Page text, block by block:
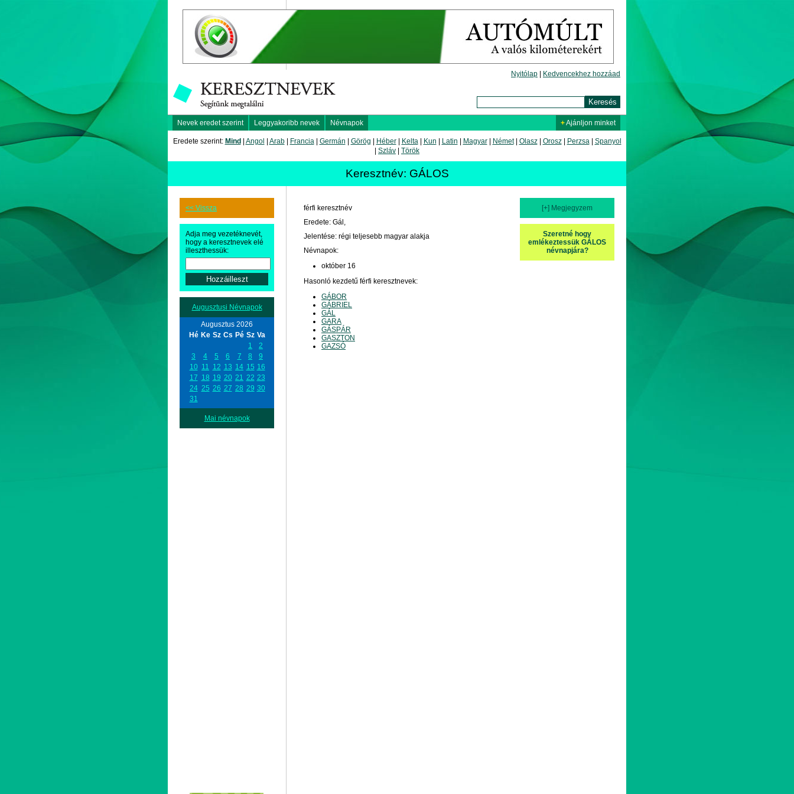
Nyitólap Kedvencekhez hozzáad
Nevek eredet szerint Leggyakoribb nevek Névnapok +Ajánljon minket
Eredete szerint: Mind Angol Arab| Francia| Germán Görög Héber| Kelta| Kun Latin Magyar| Német| Olasz| Orosz| Perzsa| Spanyol
Szláv Török
Keresztnév: GÁLOS
<< Vissza
Adja meg vezetéknevét,
hogy a keresztnevek elé
illeszthessük:
Augusztusi Névnapok
Augusztus 2026
Hé Ke Sz Cs Pé Sz Va
1
2
3
4 5 6 7 8
9
10 11 12 13 14 15 16
17 18 19 20 21 22 23
24 25 26 27 28 29 30
31
Mai névnapok
[+] Megjegyzem
Szeretné hogy
emlékeztessük GÁLOS
névnapjára?
férfi keresztnév
Eredete: Gál,
Jelentése: régi teljesebb magyar alakja
Névnapok:
október 16
Hasonló kezdetű férfi keresztnevek:
GÁBOR
GÁBRIEL
GÁL
GARA
GÁSPÁR
GASZTON
GAZSÓ